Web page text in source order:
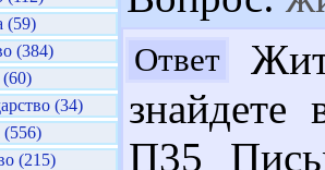
(59)
(384)
(60)
(34)
(556)
(215)
Ответ
знайдете
П35